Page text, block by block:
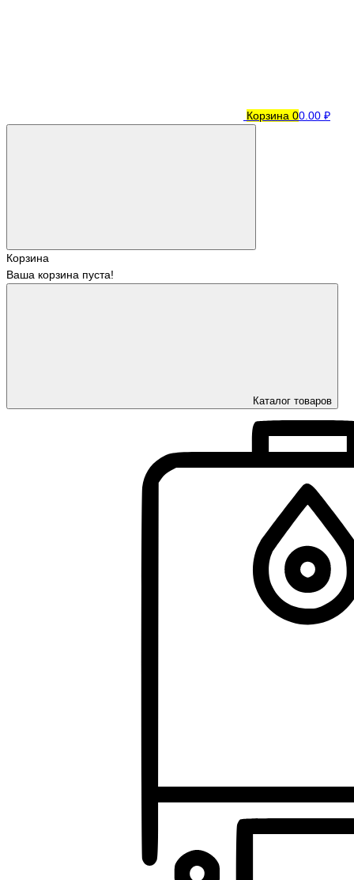
Корзина 00.00 ₽
Корзина
Ваша корзина пуста!
Каталог товаров